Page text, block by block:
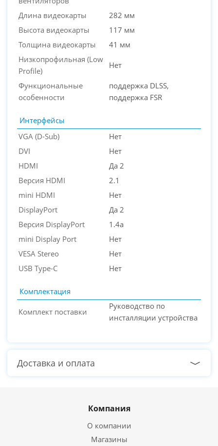
Длина видеокарты
282 мм
Высота видеокарты
117 мм
Толщина видеокарты
41 мм
Низкопрофильная (Low
Profile)
Нет
Функциональные
особенности
поддержка DLSS,
поддержка FSR
Интерфейсы
VGA (D-Sub)
Нет
DVI
Нет
HDMI
Да 2
Версия HDMI
2.1
mini HDMI
Нет
DisplayPort
Да 2
Версия DisplayPort
1.4a
mini Display Port
Нет
VESA Stereo
Нет
USB Type-C
Нет
Комплектация
Комплект поставки
Руководство по
инсталляции устройства
Доставка и оплата
Компания
О компании
Магазины